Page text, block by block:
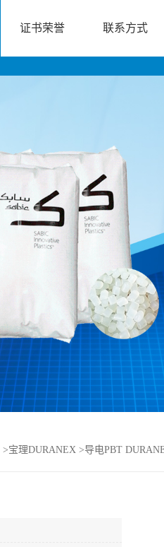
证书荣誉 联系方式
>宝理DURANEX >导电PBT